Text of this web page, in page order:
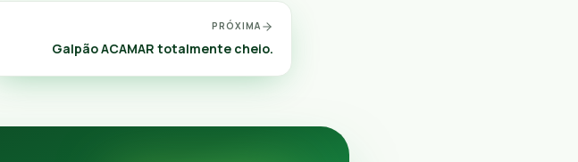
PRÓXIMA
Galpão ACAMAR totalmente cheio.